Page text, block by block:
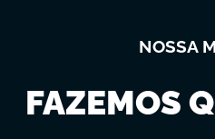
FAZEMOS
NOSSA